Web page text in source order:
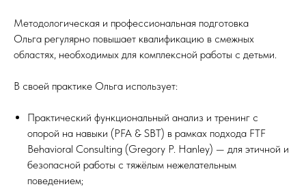
Методологическая и профессиональная подготовка
Ольга регулярно повышает квалификацию в смежных
областях, необходимых для комплексной работы с детьми.
В своей практике Ольга использует:
Практический функциональный анализ и тренинг с
опорой на навыки (PFA & SBT) в рамках подхода FTF
Behavioral Consulting (Gregory P. Hanley) — для этичной и
безопасной работы с тяжёлым нежелательным
поведением;